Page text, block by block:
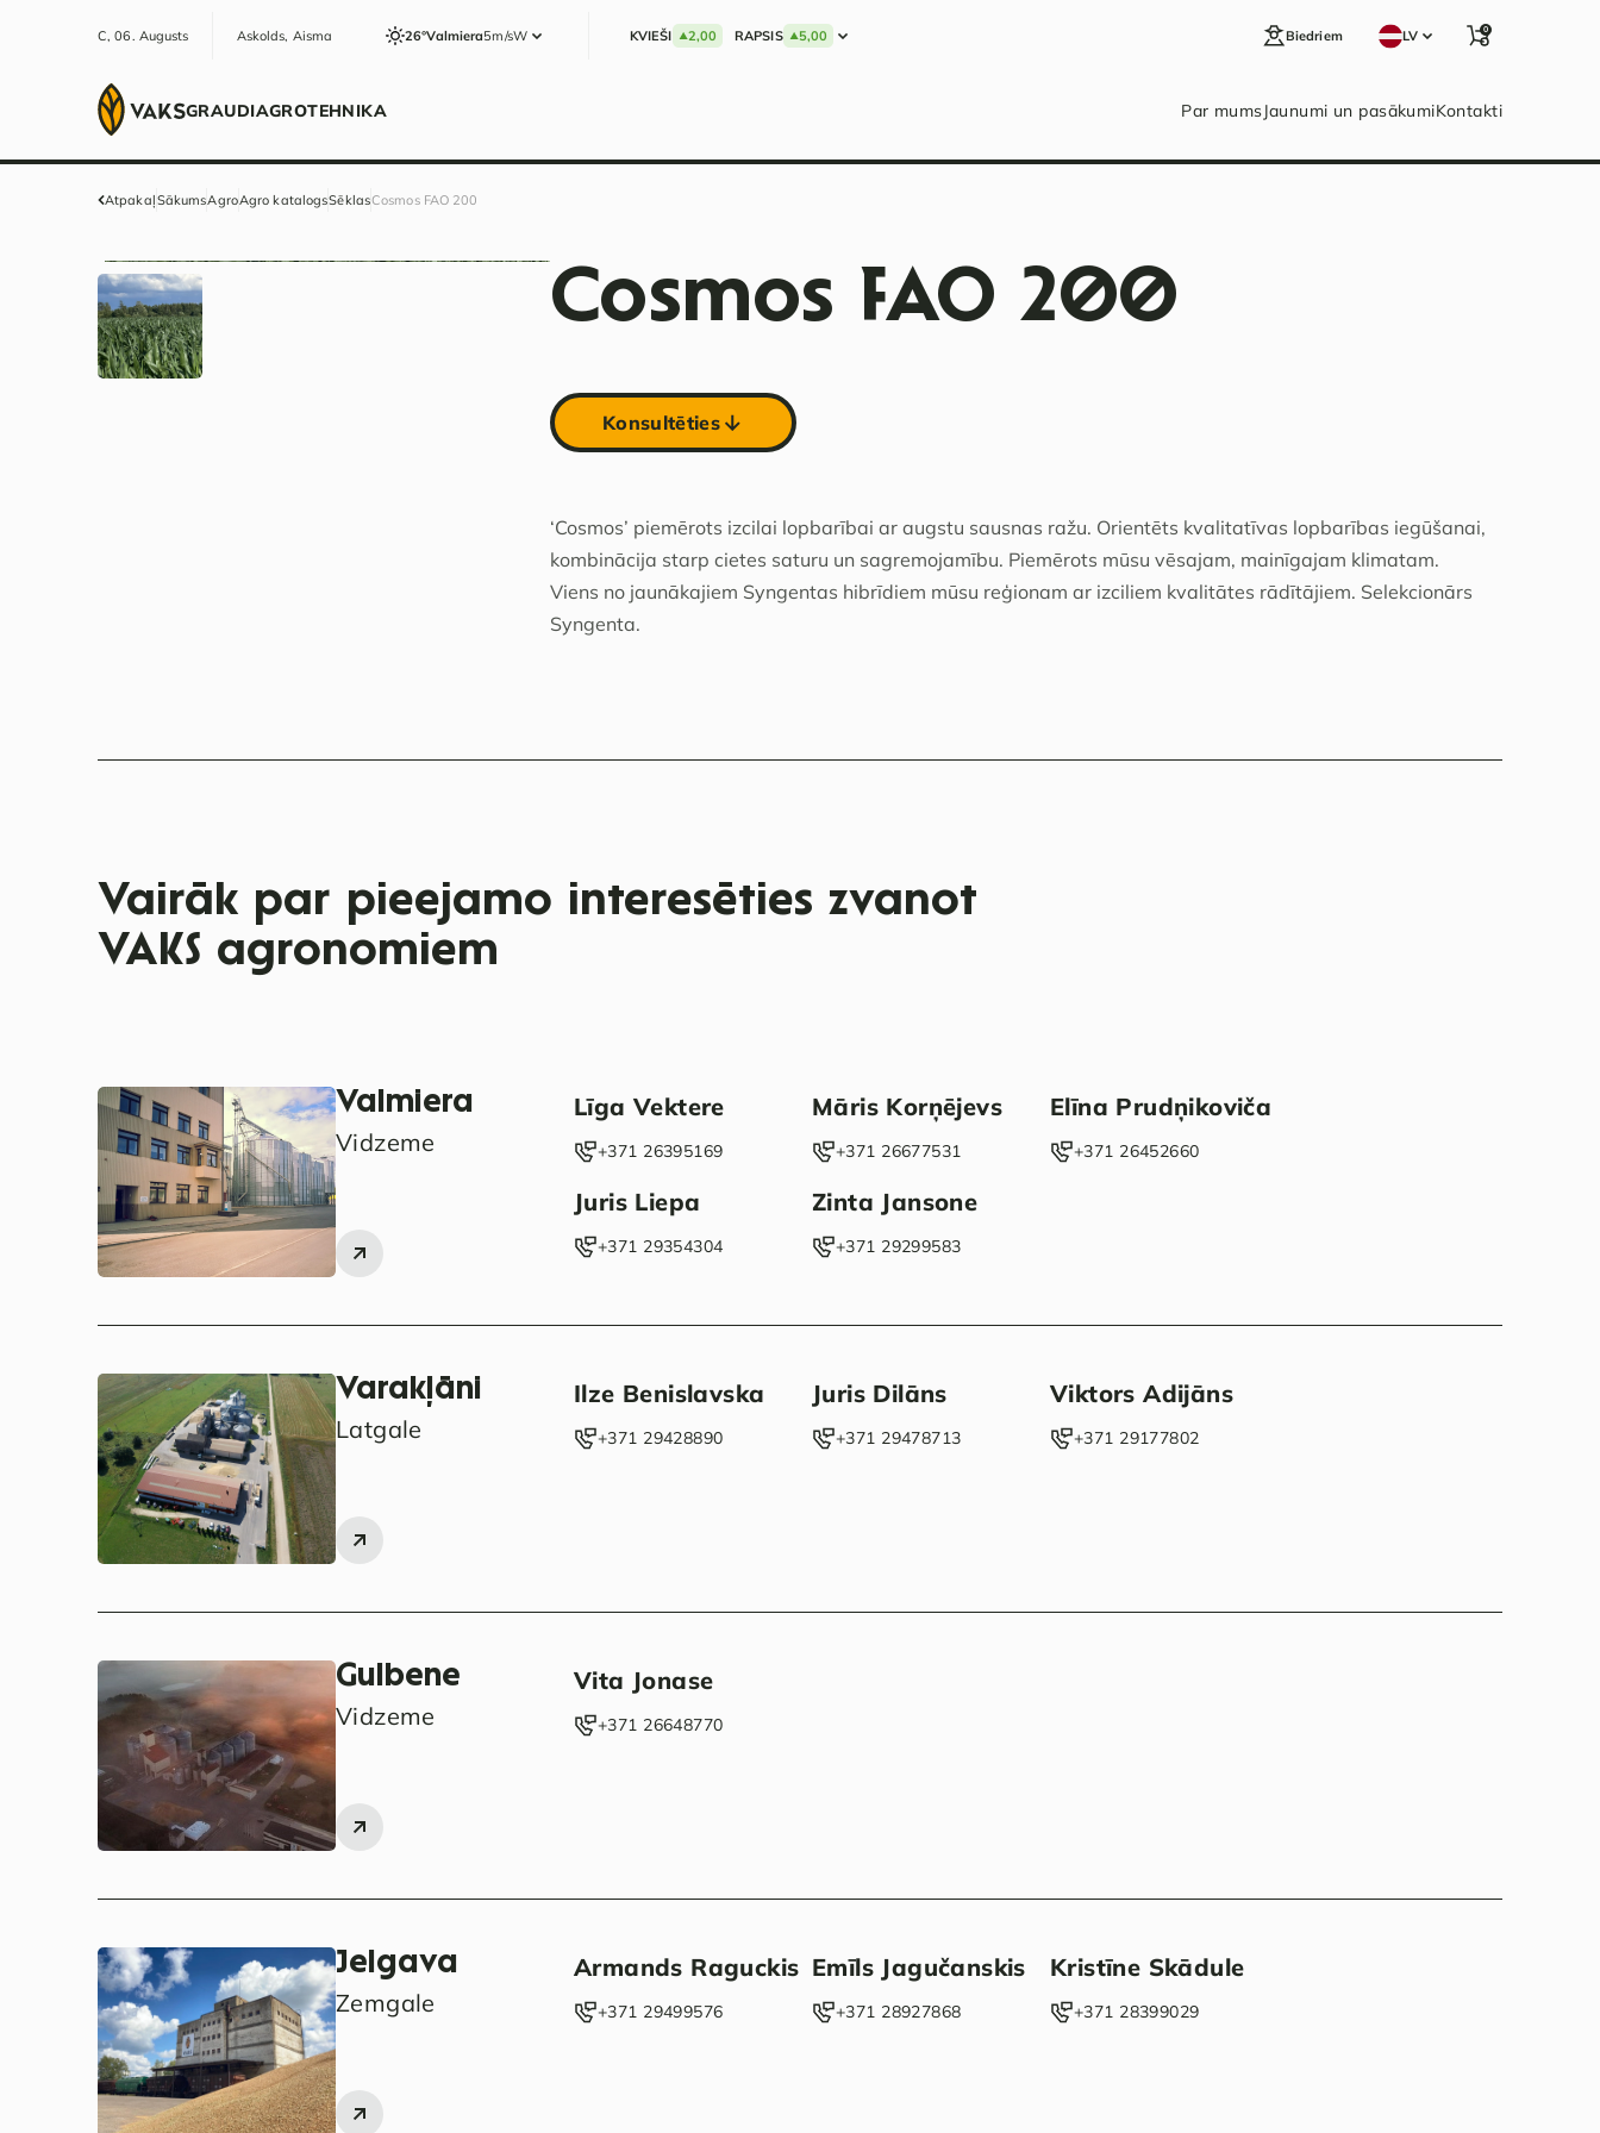
C, 06. Augusts Askolds, Aisma 26°Valmiera5m/sW KVIEŠI 2,00 RAPSIS 5,00 Biedriem LV 0
GRAUDIAGROTEHNIKA Par mumsJaunumi un pasākumiKontakti
AtpakaļSākumsAgroAgro katalogsSēklasCosmos FAO 200
Cosmos FAO 200
Konsultēties
‘Cosmos’ piemērots izcilai lopbarībai ar augstu sausnas ražu. Orientēts kvalitatīvas lopbarības iegūšanai,
kombinācija starp cietes saturu un sagremojamību. Piemērots mūsu vēsajam, mainīgajam klimatam.
Viens no jaunākajiem Syngentas hibrīdiem mūsu reģionam ar izciliem kvalitātes rādītājiem. Selekcionārs
Syngenta.
Vairāk par pieejamo interesēties zvanot
VAKS agronomiem
Valmiera
Vidzeme
Līga Vektere
‭+371 26395169‬
Māris Korņējevs
‭+371 26677531‬
Elīna Prudņikoviča
+371 26452660‬
Juris Liepa
‭+371 29354304‬
Zinta Jansone
+371 29299583
Varakļāni
Latgale
Ilze Benislavska
‭+371 29428890‬
Juris Dilāns
‭+371 29478713‬
Viktors Adijāns
‭+371 29177802‬
Gulbene
Vidzeme
Vita Jonase
‭+371 26648770‬
Jelgava
Zemgale
Armands Raguckis
‭+371 29499576‬
Emīls Jagučanskis
‭+371 28927868‬
Kristīne Skādule
‭+371 28399029‬